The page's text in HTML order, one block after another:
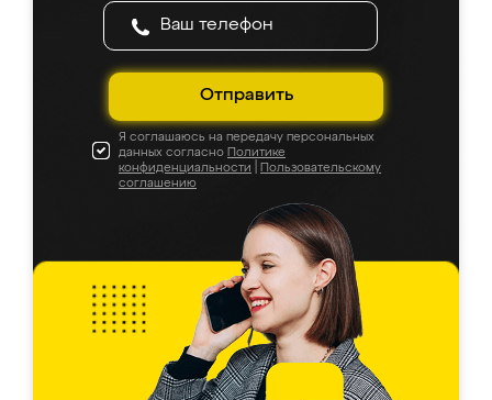
Отправить
Я соглашаюсь на передачу персональных
данных согласно Политике
конфиденциальности
Пользовательскому
соглашению